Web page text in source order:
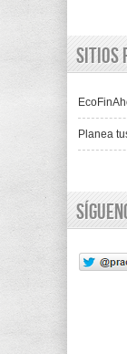
Sitios
Planea